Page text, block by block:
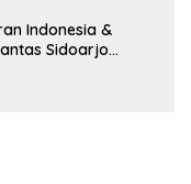
Indonesia &
Sidoarjo